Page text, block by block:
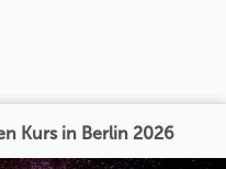
Kurs in Berlin 2026